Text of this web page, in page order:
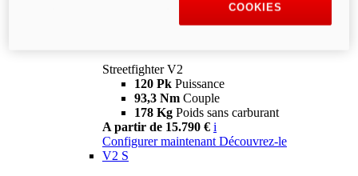
Streetfighter V2
120 Pk Puissance
93,3 Nm Couple
178 Kg Poids sans carburant
A partir de 15.790 € i
Configurer maintenant Découvrez-le
V2 S
COOKIES